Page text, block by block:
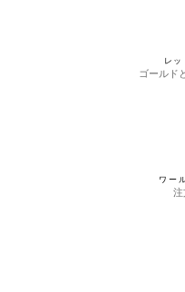
レ
ゴールド
ワー
注